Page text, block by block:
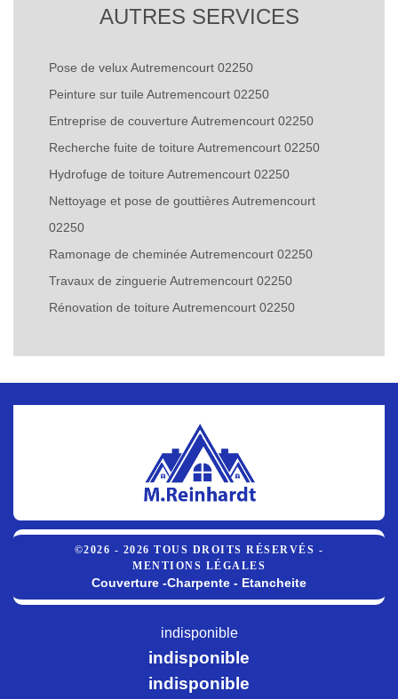
AUTRES SERVICES
Pose de velux Autremencourt 02250
Peinture sur tuile Autremencourt 02250
Entreprise de couverture Autremencourt 02250
Recherche fuite de toiture Autremencourt 02250
Hydrofuge de toiture Autremencourt 02250
Nettoyage et pose de gouttières Autremencourt
02250
Ramonage de cheminée Autremencourt 02250
Travaux de zinguerie Autremencourt 02250
Rénovation de toiture Autremencourt 02250
©2026 - 2026 TOUS DROITS RÉSERVÉS -
MENTIONS LÉGALES
Couverture -Charpente - Etancheite
indisponible
indisponible
indisponible